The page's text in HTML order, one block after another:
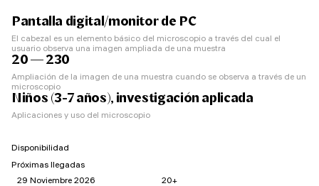
Pantalla digital/monitor de PC
El cabezal es un elemento básico del microscopio a través del cual el
usuario observa una imagen ampliada de una muestra
20 — 230
Ampliación de la imagen de una muestra cuando se observa a través de un
microscopio
Niños (3-7 años), investigación aplicada
Aplicaciones y uso del microscopio
Disponibilidad
Próximas llegadas
29 Noviembre 2026
20+